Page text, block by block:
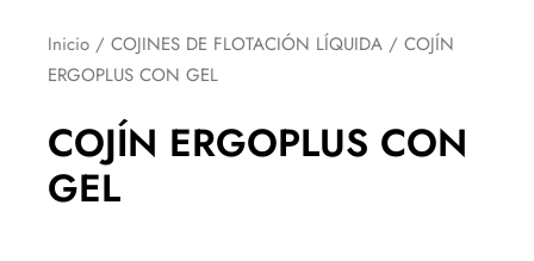
Inicio / COJINES DE FLOTACIÓN LÍQUIDA / COJÍN
ERGOPLUS CON GEL
COJÍN ERGOPLUS CON
GEL